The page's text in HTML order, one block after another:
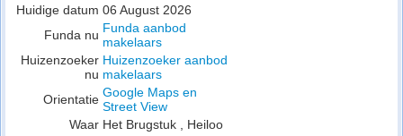
Huidige datum 06 August 2026
Funda nu Funda aanbod
makelaars
Huizenzoeker
nu
Huizenzoeker aanbod
makelaars
Orientatie Google Maps en
Street View
Waar Het Brugstuk , Heiloo